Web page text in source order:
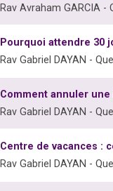
Rav Avraham GARCIA -
Pourquoi attendre 30
Rav Gabriel DAYAN -
Comment annuler
Rav Gabriel DAYAN -
Centre de vacances :
Rav Gabriel DAYAN -